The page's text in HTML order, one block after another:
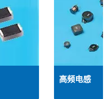
高频电感